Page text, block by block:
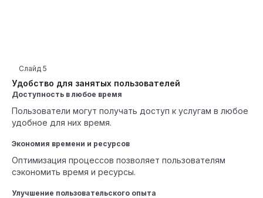
Удобство для занятых пользователей
Слайд 5
Доступность в любое время
Пользователи могут получать доступ к услугам в любое
удобное для них время.
Экономия времени и ресурсов
Оптимизация процессов позволяет пользователям
сэкономить время и ресурсы.
Улучшение пользовательского опыта